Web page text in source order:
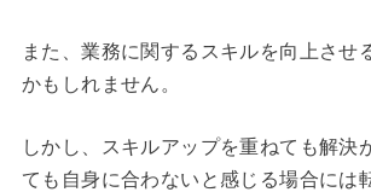
また、業務に関するスキルを向上させ
かもしれません。
しかし、スキルアップを重ねても解決
ても自身に合わないと感じる場合には